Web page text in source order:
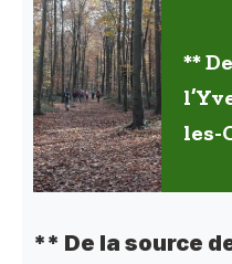
**
les-
** De la source